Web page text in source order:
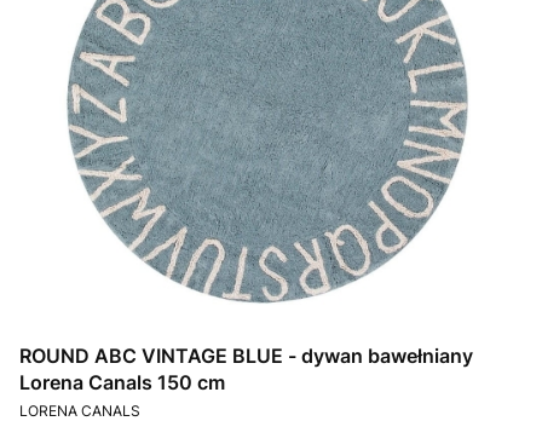
ROUND ABC VINTAGE BLUE - dywan bawełniany
Lorena Canals 150 cm
PRODUCENT
LORENA CANALS